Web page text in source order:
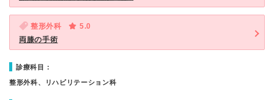
整形外科
5.0
両膝の手術
診療科目：
整形外科、リハビリテーション科